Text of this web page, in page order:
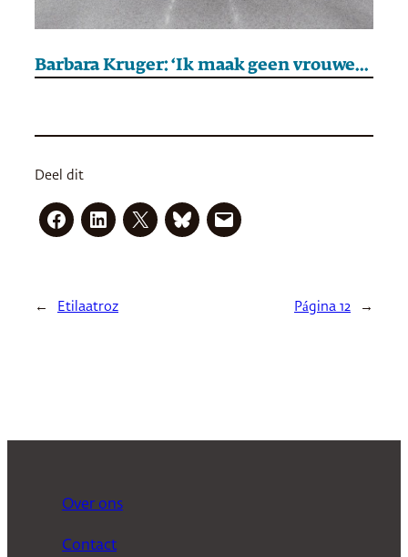
Barbara Kruger: ‘Ik maak geen vrouwenkunst’
Deel dit
← Etilaatroz Página 12 →
Over ons
Contact